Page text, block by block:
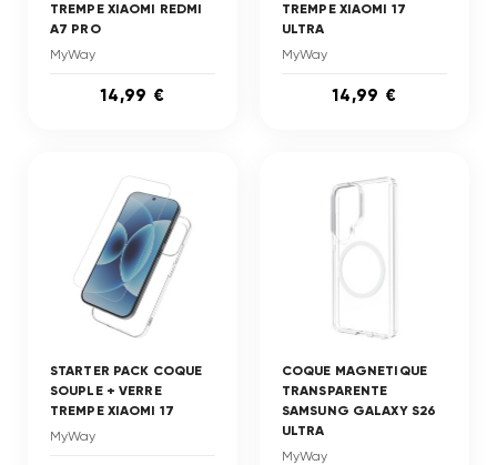
TREMPE XIAOMI REDMI
A7 PRO
MyWay
14,99 €
TREMPE XIAOMI 17
ULTRA
MyWay
14,99 €
STARTER PACK COQUE
SOUPLE + VERRE
TREMPE XIAOMI 17
MyWay
COQUE MAGNETIQUE
TRANSPARENTE
SAMSUNG GALAXY S26
ULTRA
MyWay